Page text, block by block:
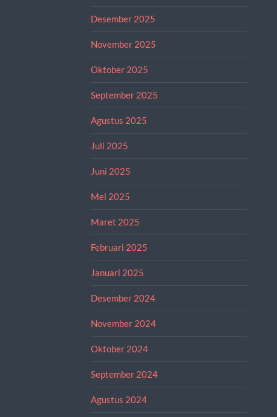
Desember 2025
November 2025
Oktober 2025
September 2025
Agustus 2025
Juli 2025
Juni 2025
Mei 2025
Maret 2025
Februari 2025
Januari 2025
Desember 2024
November 2024
Oktober 2024
September 2024
Agustus 2024